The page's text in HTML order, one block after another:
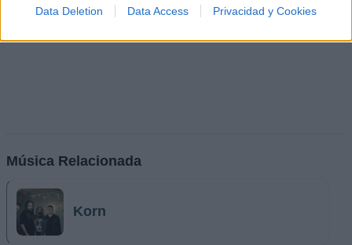
Data Deletion Data Access Privacidad y Cookies
Música Relacionada
Korn